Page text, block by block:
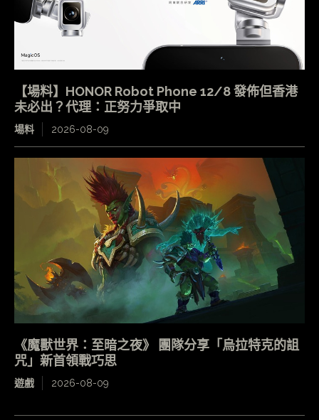
【場料】HONOR Robot Phone 12/8 發佈但香港
未必出？代理：正努力爭取中
場料 2026-08-09
《魔獸世界：至暗之夜》 團隊分享「烏拉特克的詛
咒」新首領戰巧思
遊戲 2026-08-09